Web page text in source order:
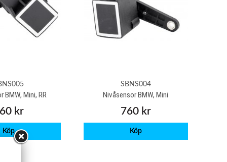
BMW, Mini, RR
kr
Köp
SBNS004
Nivåsensor BMW, Mini
760 kr
Köp